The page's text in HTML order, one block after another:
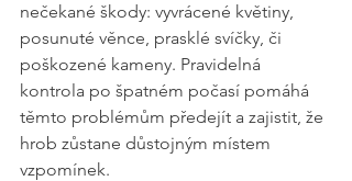
nečekané škody: vyvrácené květiny,
posunuté věnce, prasklé svíčky, či
poškozené kameny. Pravidelná
kontrola po špatném počasí pomáhá
těmto problémům předejít a zajistit, že
hrob zůstane důstojným místem
vzpomínek.